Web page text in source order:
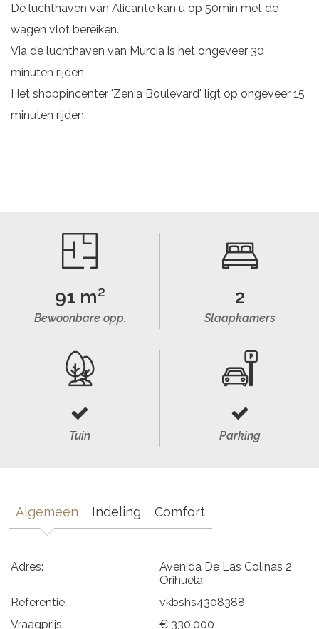
De luchthaven van Alicante kan u op 50min met de
wagen vlot bereiken.
Via de luchthaven van Murcia is het ongeveer 30
minuten rijden.
Het shoppincenter 'Zenia Boulevard' ligt op ongeveer 15
minuten rijden.
91 m²
Bewoonbare opp.
2
Slaapkamers
Tuin Parking
Algemeen Indeling Comfort
Adres:
Avenida De Las Colinas 2
Orihuela
Referentie:
vkbshs4308388
Vraagprijs:
€ 330.000